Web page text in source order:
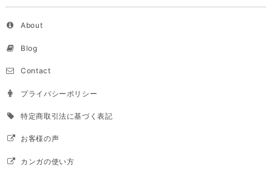
About
Blog
Contact
プライバシーポリシー
特定商取引法に基づく表記
お客様の声
カンガの使い方